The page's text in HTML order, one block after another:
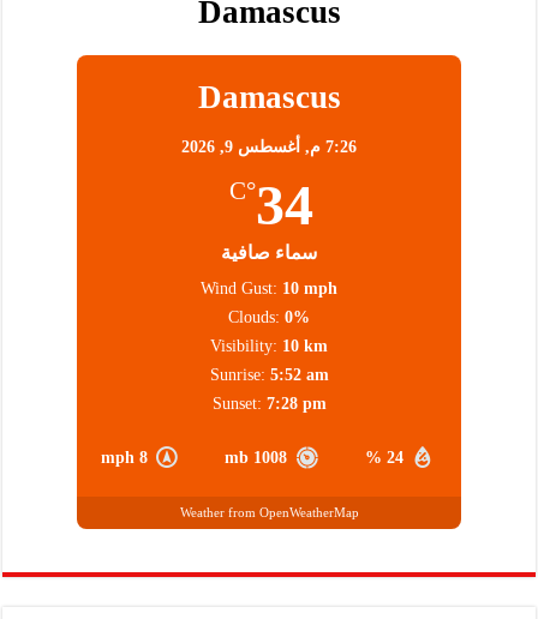
Damascus
Damascus
7:26 م, أغسطس 9, 2026
34
°C
سماء صافية
24 %
1008 mb
8 mph
Wind Gust: 10 mph
Clouds: 0%
Visibility: 10 km
Sunrise: 5:52 am
Sunset: 7:28 pm
Weather from OpenWeatherMap